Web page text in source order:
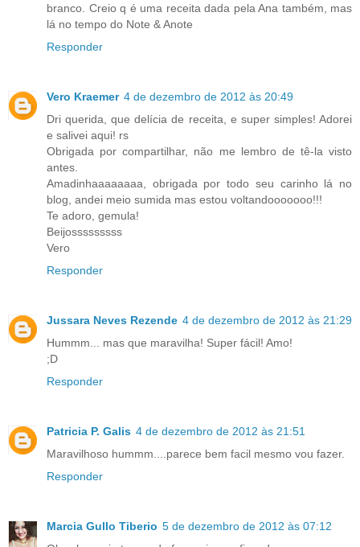
branco. Creio q é uma receita dada pela Ana também, mas
lá no tempo do Note & Anote
Responder
Vero Kraemer 4 de dezembro de 2012 às 20:49
Dri querida, que delícia de receita, e super simples! Adorei
e salivei aqui! rs
Obrigada por compartilhar, não me lembro de tê-la visto
antes.
Amadinhaaaaaaaa, obrigada por todo seu carinho lá no
blog, andei meio sumida mas estou voltandooooooo!!!
Te adoro, gemula!
Beijosssssssss
Vero
Responder
Jussara Neves Rezende 4 de dezembro de 2012 às 21:29
Hummm... mas que maravilha! Super fácil! Amo!
;D
Responder
Patricia P. Galis 4 de dezembro de 2012 às 21:51
Maravilhoso hummm....parece bem facil mesmo vou fazer.
Responder
Marcia Gullo Tiberio 5 de dezembro de 2012 às 07:12